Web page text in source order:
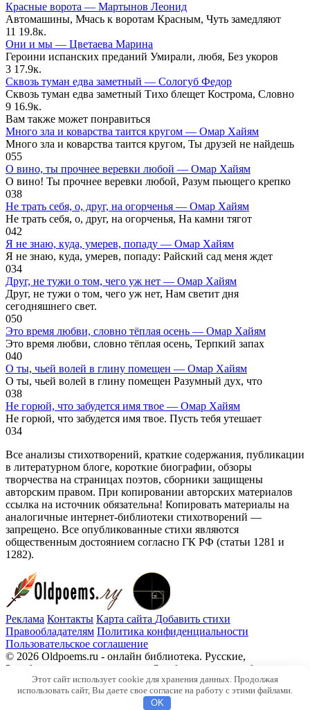
Красные ворота — Мартынов Леонид
Автомашины, Мчась к воротам Красным, Чуть замедляют
11 19.8к.
Они и мы — Цветаева Марина
Героини испанских преданий Умирали, любя, Без укоров
3 17.9к.
Сквозь туман едва заметный — Сологуб Федор
Сквозь туман едва заметный Тихо блещет Кострома, Словно
9 16.9к.
Вам также может понравиться
Много зла и коварства таится кругом — Омар Хайям
Много зла и коварства таится кругом, Ты друзей не найдешь
055
О вино, ты прочнее веревки любой — Омар Хайям
О вино! Ты прочнее веревки любой, Разум пьющего крепко
038
Не трать себя, о, друг, на огорченья — Омар Хайям
Не трать себя, о, друг, на огорченья, На камни тягот
042
Я не знаю, куда, умерев, попаду — Омар Хайям
Я не знаю, куда, умерев, попаду: Райский сад меня ждет
034
Друг, не тужи о том, чего уж нет — Омар Хайям
Друг, не тужи о том, чего уж нет, Нам светит дня
сегодняшнего свет.
050
Это время любви, словно тёплая осень — Омар Хайям
Это время любви, словно тёплая осень, Терпкий запах
040
О ты, чьей волей в глину помещен — Омар Хайям
О ты, чьей волей в глину помещен Разумный дух, что
038
Не горюй, что забудется имя твое — Омар Хайям
Не горюй, что забудется имя твое. Пусть тебя утешает
034
Все анализы стихотворений, краткие содержания, публикации
в литературном блоге, короткие биографии, обзоры
творчества на страницах поэтов, сборники защищены
авторским правом. При копировании авторских материалов
ссылка на источник обязательна! Копировать материалы на
аналогичные интернет-библиотеки стихотворений —
запрещено. Все опубликованные стихи являются
общественным достоянием согласно ГК РФ (статьи 1281 и
1282).
Реклама Контакты Карта сайта Добавить стихи
Правообладателям Политика конфиденциальности
Пользовательское соглашение
© 2026 Oldpoems.ru - онлайн библиотека. Русские,
Зарубежные авторы классики. Опубликованы и публикуем
текста современных авторов. Каждый может опубликовать у
нас свой стих.
Этот сайт использует cookie для хранения данных. Продолжая
использовать сайт, Вы даете свое согласие на работу с этими файлами.
OK